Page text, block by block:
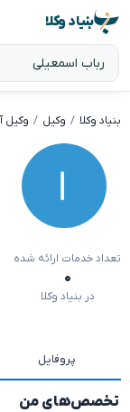
بنیاد وکلا
بنیاد وکلا وکیل وکیل
تعداد خدمات ارائه شده
۰
در بنیاد وکلا
پروفایل
تخصص‌های من